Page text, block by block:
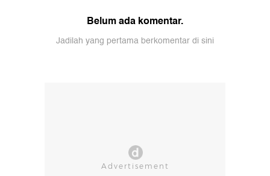
Belum ada komentar.
Jadilah yang pertama berkomentar di sini